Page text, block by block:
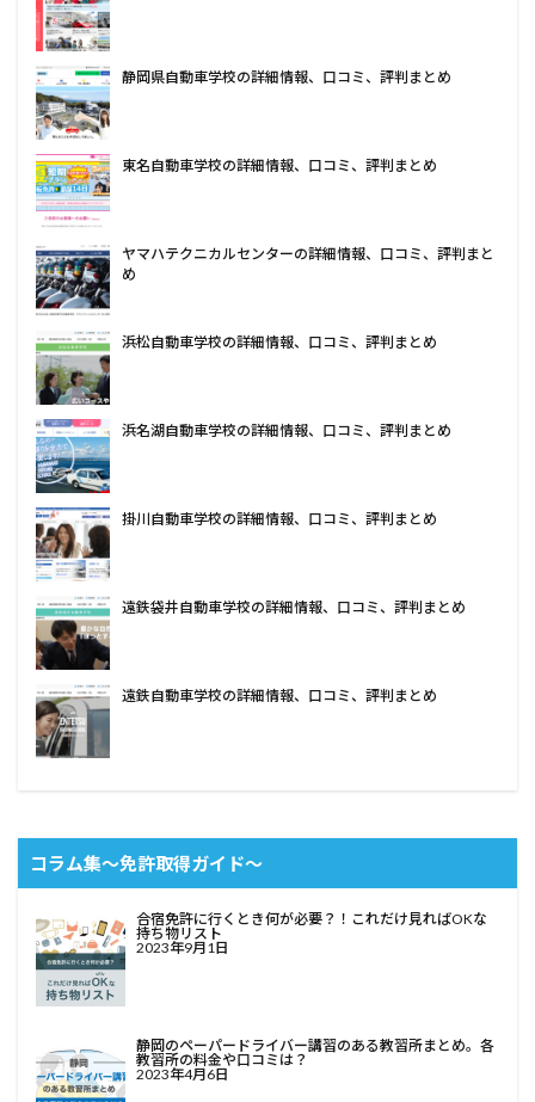
静岡県自動車学校の詳細情報、口コミ、評判まとめ
東名自動車学校の詳細情報、口コミ、評判まとめ
ヤマハテクニカルセンターの詳細情報、口コミ、評判まと
め
浜松自動車学校の詳細情報、口コミ、評判まとめ
浜名湖自動車学校の詳細情報、口コミ、評判まとめ
掛川自動車学校の詳細情報、口コミ、評判まとめ
遠鉄袋井自動車学校の詳細情報、口コミ、評判まとめ
遠鉄自動車学校の詳細情報、口コミ、評判まとめ
コラム集〜免許取得ガイド〜
合宿免許に行くとき何が必要？！これだけ見ればOKな
持ち物リスト
2023年9月1日
静岡のペーパードライバー講習のある教習所まとめ。各
教習所の料金や口コミは？
2023年4月6日